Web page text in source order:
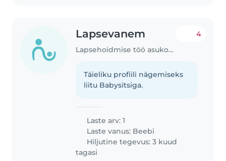
Lapsevanem
Lapsehoidmise töö asukohas Tallinn
4
Täieliku profiili nägemiseks
liitu Babysitsiga.
Laste arv: 1
Laste vanus: Beebi
Hiljutine tegevus: 3 kuud
tagasi